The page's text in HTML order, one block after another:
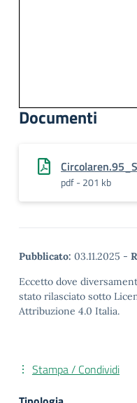
Documenti
pdf - 201 kb
Pubblicato: 03.11.2025 -
Eccetto dove
stato rilasciato sotto
Attribuzione 4.0 Italia.
Stampa / Condividi